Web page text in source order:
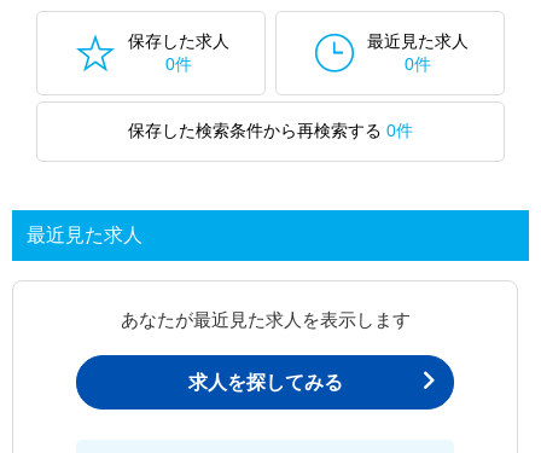
保存した求人
0件
最近見た求人
0件
保存した検索条件から再検索する 0件
最近見た求人
あなたが最近見た求人を表示します
求人を探してみる